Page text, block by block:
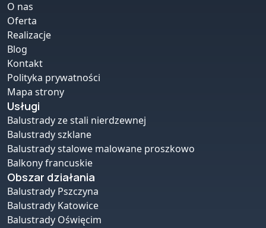
O nas
Oferta
Realizacje
Blog
Kontakt
Polityka prywatności
Mapa strony
Usługi
Balustrady ze stali nierdzewnej
Balustrady szklane
Balustrady stalowe malowane proszkowo
Balkony francuskie
Obszar działania
Balustrady Pszczyna
Balustrady Katowice
Balustrady Oświęcim